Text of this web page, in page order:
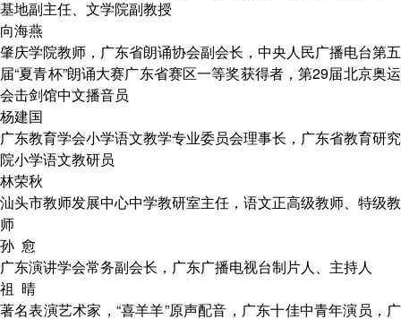
基地副主任、文学院副教授
向海燕
肇庆学院教师，广东省朗诵协会副会长，中央人民广播电台第五
届“夏青杯”朗诵大赛广东省赛区一等奖获得者，第29届北京奥运
会击剑馆中文播音员
杨建国
广东教育学会小学语文教学专业委员会理事长，广东省教育研究
院小学语文教研员
林荣秋
汕头市教师发展中心中学教研室主任，语文正高级教师、特级教
师
孙 愈
广东演讲学会常务副会长，广东广播电视台制片人、主持人
祖 晴
著名表演艺术家，“喜羊羊”原声配音，广东十佳中青年演员，广